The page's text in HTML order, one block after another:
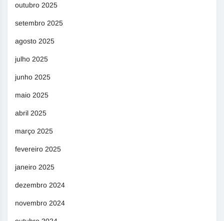
outubro 2025
setembro 2025
agosto 2025
julho 2025
junho 2025
maio 2025
abril 2025
março 2025
fevereiro 2025
janeiro 2025
dezembro 2024
novembro 2024